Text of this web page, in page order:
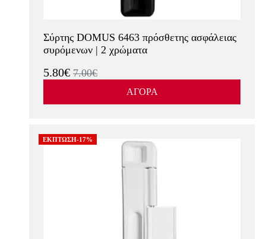
Σύρτης DOMUS 6463 πρόσθετης ασφάλειας
συρόμενων | 2 χρώματα
5.80€ 7.00€
ΑΓΟΡΑ
ΕΚΠΤΩΣΗ-17%